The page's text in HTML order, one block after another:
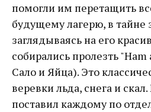
помогли им перетащить
будущему лагерю, в тайне
заглядываясь на его
собирались пролезть
Сало и Яйца). Это
веревки льда, снега и
поставил каждому по